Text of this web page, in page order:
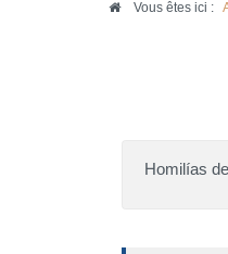
Vous êtes ici :
Homilías